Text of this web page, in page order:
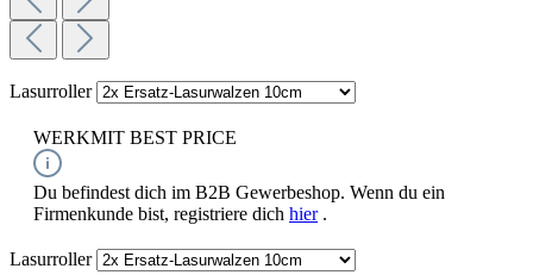
Lasurroller
WERKMIT BEST PRICE
Du befindest dich im B2B Gewerbeshop. Wenn du ein
Firmenkunde bist, registriere dich hier.
Lasurroller